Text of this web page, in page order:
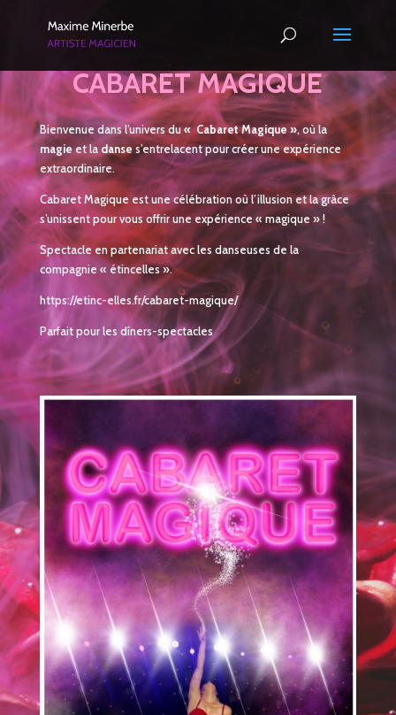
CABARET MAGIQUE
Bienvenue dans l’univers du« Cabaret Magique », où la
magieet la danses’entrelacent pour créer une expérience
extraordinaire.
Cabaret Magique est une célébration où l’illusion et la grâce
s’unissent pour vous offrir une expérience « magique » !
Spectacle en partenariat avec les danseuses de la
compagnie « étincelles ».
https://etinc-elles.fr/cabaret-magique/
Parfait pour les dîners-spectacles